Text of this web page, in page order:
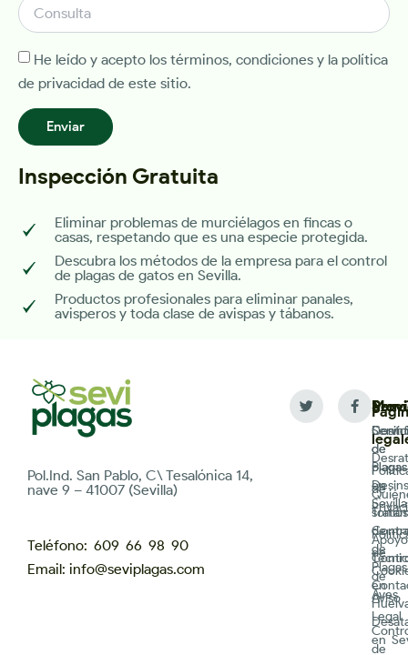
He leído y acepto los términos, condiciones y la política
de privacidad de este sitio.
Enviar
Inspección Gratuita
Eliminar problemas de murciélagos en fincas o
casas, respetando que es una especie protegida.
Descubra los métodos de la empresa para el control
de plagas de gatos en Sevilla.
Productos profesionales para eliminar panales,
avisperos y toda clase de avispas y tábanos.
Pol.Ind. San Pablo, C\ Tesalónica 14,
nave 9 – 41007 (Sevilla)
Teléfono: 609 66 98 90
Email: info@seviplagas.com
de
de
Aves
en
de
plagas
somos
Apoyo
de
Plagas
en
Sevilla
de
Plagas
en
de
de
de
Aviso
Legal